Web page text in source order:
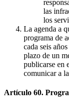
las
los
La agenda a
programa de
cada seis
plazo de un
publicarse en
comunicar a
Artículo 60.